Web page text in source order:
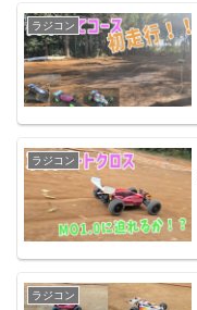
ラジコン
ラジコン
ラジコン